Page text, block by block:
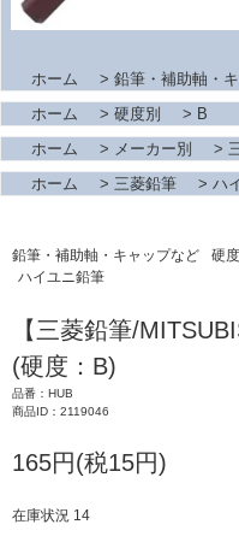
ホーム > 鉛筆・補助軸・
ホーム
> 硬度別 > B
ホーム
> メーカー別 >
ホーム
> 三菱鉛筆 > ハ
鉛筆・補助軸・キャップなど 硬
ハイユニ鉛筆
【三菱鉛筆/
(硬度：B)
品番：HUB
商品ID：2119046
165円(税15円)
在庫状況 14